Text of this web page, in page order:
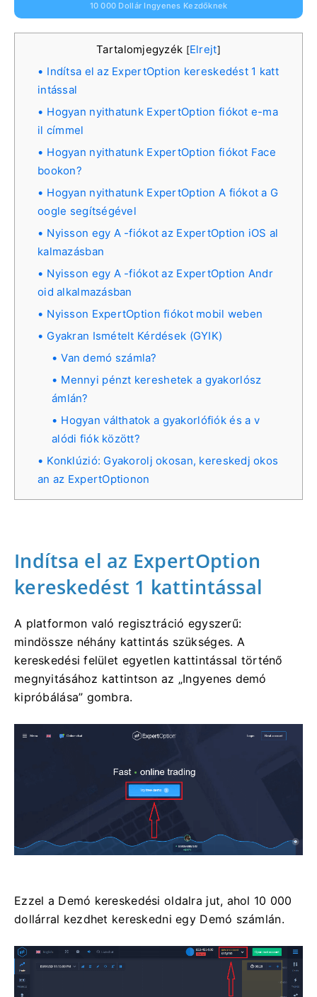
10 000 Dollár Ingyenes Kezdőknek
Tartalomjegyzék [Elrejt]
Indítsa el az ExpertOption kereskedést 1 katt
intással
Hogyan nyithatunk ExpertOption fiókot e-ma
il címmel
Hogyan nyithatunk ExpertOption fiókot Face
bookon?
Hogyan nyithatunk ExpertOption A fiókot a G
oogle segítségével
Nyisson egy A -fiókot az ExpertOption iOS al
kalmazásban
Nyisson egy A -fiókot az ExpertOption Andr
oid alkalmazásban
Nyisson ExpertOption fiókot mobil weben
Gyakran Ismételt Kérdések (GYIK)
Van demó számla?
Mennyi pénzt kereshetek a gyakorlósz
ámlán?
Hogyan válthatok a gyakorlófiók és a v
alódi fiók között?
Konklúzió: Gyakorolj okosan, kereskedj okos
an az ExpertOptionon
Indítsa el az ExpertOption
kereskedést 1 kattintással
A platformon való regisztráció egyszerű:
mindössze néhány kattintás szükséges. A
kereskedési felület egyetlen kattintással történő
megnyitásához kattintson az „Ingyenes demó
kipróbálása” gombra.
Ezzel a Demó kereskedési oldalra jut, ahol 10 000
dollárral kezdhet kereskedni egy Demó számlán.